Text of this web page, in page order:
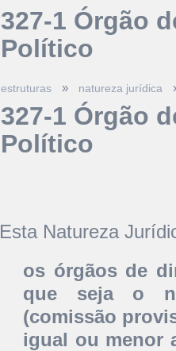
327-1 Órgão
Político
estruturas » natureza jurídica
327-1 Órgão
Político
Esta Natureza
os órgãos de
que seja o
(comissão
igual ou menor